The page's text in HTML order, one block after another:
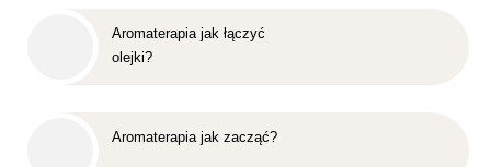
Aromaterapia jak łączyć
olejki?
Aromaterapia jak zacząć?